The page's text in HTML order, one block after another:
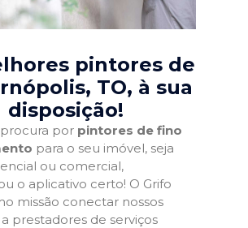
pintores de
TO, à sua
disposição!
por pintores de fino
para o seu imóvel, seja
ou comercial,
o aplicativo certo! O Grifo
missão conectar nossos
a prestadores de serviços